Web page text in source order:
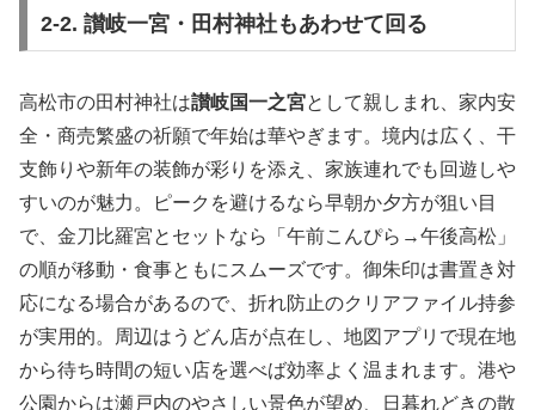
2-2. 讃岐一宮・田村神社もあわせて回る
高松市の田村神社は讃岐国一之宮として親しまれ、家内安
全・商売繁盛の祈願で年始は華やぎます。境内は広く、干
支飾りや新年の装飾が彩りを添え、家族連れでも回遊しや
すいのが魅力。ピークを避けるなら早朝か夕方が狙い目
で、金刀比羅宮とセットなら「午前こんぴら→午後高松」
の順が移動・食事ともにスムーズです。御朱印は書置き対
応になる場合があるので、折れ防止のクリアファイル持参
が実用的。周辺はうどん店が点在し、地図アプリで現在地
から待ち時間の短い店を選べば効率よく温まれます。港や
公園からは瀬戸内のやさしい景色が望め、日暮れどきの散